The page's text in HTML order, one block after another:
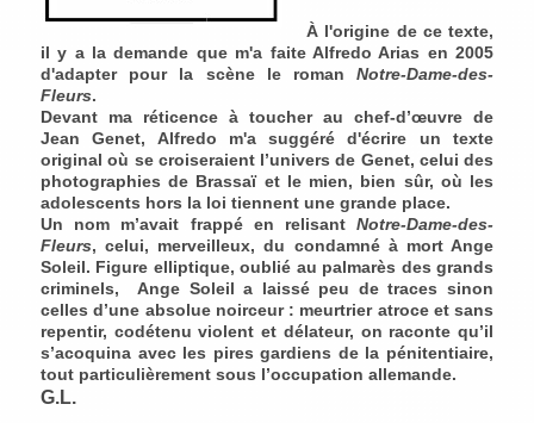
À l'origine de ce texte,
il y a la demande que m'a faite Alfredo Arias en 2005
d'adapter pour la scène le roman Notre-Dame-des-
Fleurs.
Devant ma réticence à toucher au chef-d’œuvre de
Jean Genet, Alfredo m'a suggéré d'écrire un texte
original où se croiseraient l’univers de Genet, celui des
photographies de Brassaï et le mien, bien sûr, où les
adolescents hors la loi tiennent une grande place.
Un nom m’avait frappé en relisant Notre-Dame-des-
Fleurs, celui, merveilleux, du condamné à mort Ange
Soleil. Figure elliptique, oublié au palmarès des grands
criminels, Ange Soleil a laissé peu de traces sinon
celles d’une absolue noirceur : meurtrier atroce et sans
repentir, codétenu violent et délateur, on raconte qu’il
s’acoquina avec les pires gardiens de la pénitentiaire,
tout particulièrement sous l’occupation allemande.
G.L.